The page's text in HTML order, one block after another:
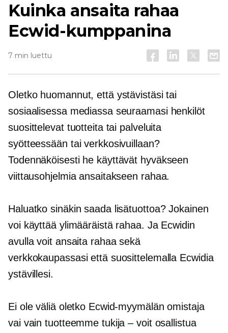
Kuinka ansaita rahaa
Ecwid-kumppanina
7 min luettu
Oletko huomannut, että ystävistäsi tai
sosiaalisessa mediassa seuraamasi henkilöt
suosittelevat tuotteita tai palveluita
syötteessään tai verkkosivuillaan?
Todennäköisesti he käyttävät hyväkseen
viittausohjelmia ansaitakseen rahaa.
Haluatko sinäkin saada lisätuottoa? Jokainen
voi käyttää ylimääräistä rahaa. Ja Ecwidin
avulla voit ansaita rahaa sekä
verkkokaupassasi että suosittelemalla Ecwidia
ystävillesi.
Ei ole väliä oletko Ecwid-myymälän omistaja
vai vain tuotteemme tukija – voit osallistua